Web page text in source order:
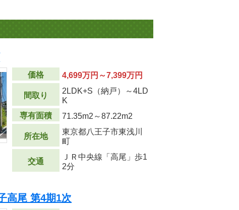
価格 4,699万円～7,399万円
間取り
2LDK+S（納戸）～4LD
K
専有面積
71.35m2 ～87.22m2
所在地
東京都八王子市東浅川
町
交通
ＪＲ中央線「高尾」歩1
2分
高尾 第4期1次